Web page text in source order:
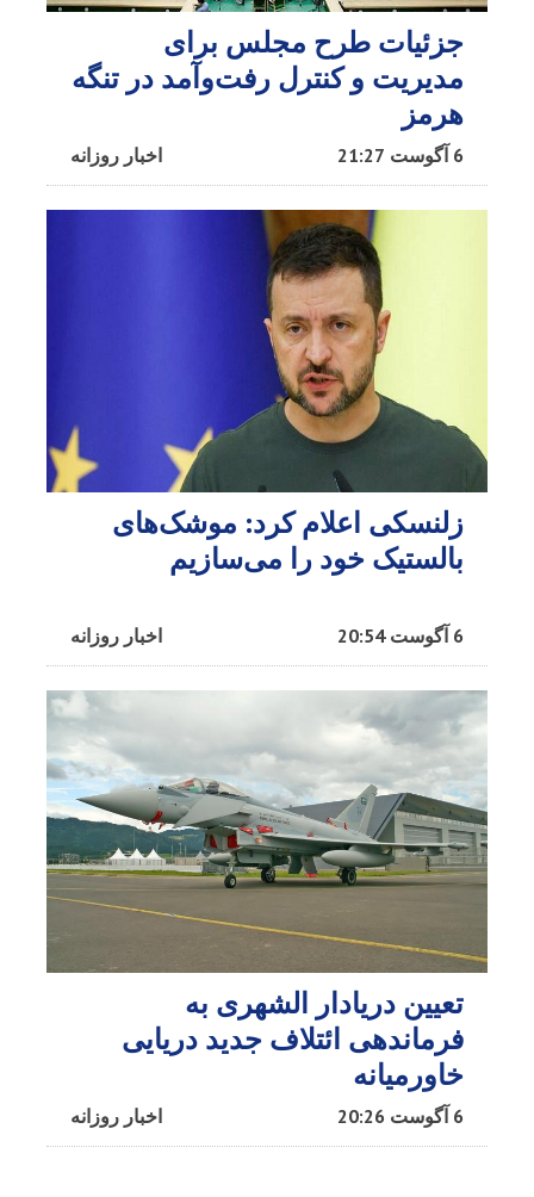
جزئیات طرح مجلس برای
مدیریت و کنترل رفت‌وآمد در تنگه
هرمز
اخبار روزانه 6 آگوست 21:27
زلنسکی اعلام کرد: موشک‌های
بالستیک خود را می‌سازیم
اخبار روزانه 6 آگوست 20:54
تعیین دریادار الشهری به
فرماندهی ائتلاف جدید دریایی
خاورمیانه
اخبار روزانه 6 آگوست 20:26